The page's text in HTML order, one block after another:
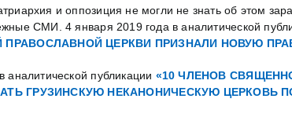
и оппозиция не могли не знать об этом
СМИ. 4 января 2019 года в аналитической
ПРАВОСЛАВНОЙ ЦЕРКВИ ПРИЗНАЛИ НОВУЮ
публикации «10 ЧЛЕНОВ
ГРУЗИНСКУЮ НЕКАНОНИЧЕСКУЮ ЦЕРКОВЬ